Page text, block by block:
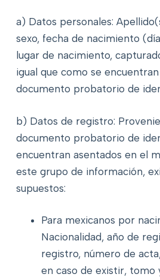
a) Datos personales:
sexo, fecha de nacimiento
lugar de nacimiento,
igual que como se
documento probatorio de
b) Datos de registro:
documento probatorio de
encuentran asentados en el
este grupo de información,
supuestos:
Para mexicanos por
Nacionalidad, año de
registro, número de
en caso de existir, tomo